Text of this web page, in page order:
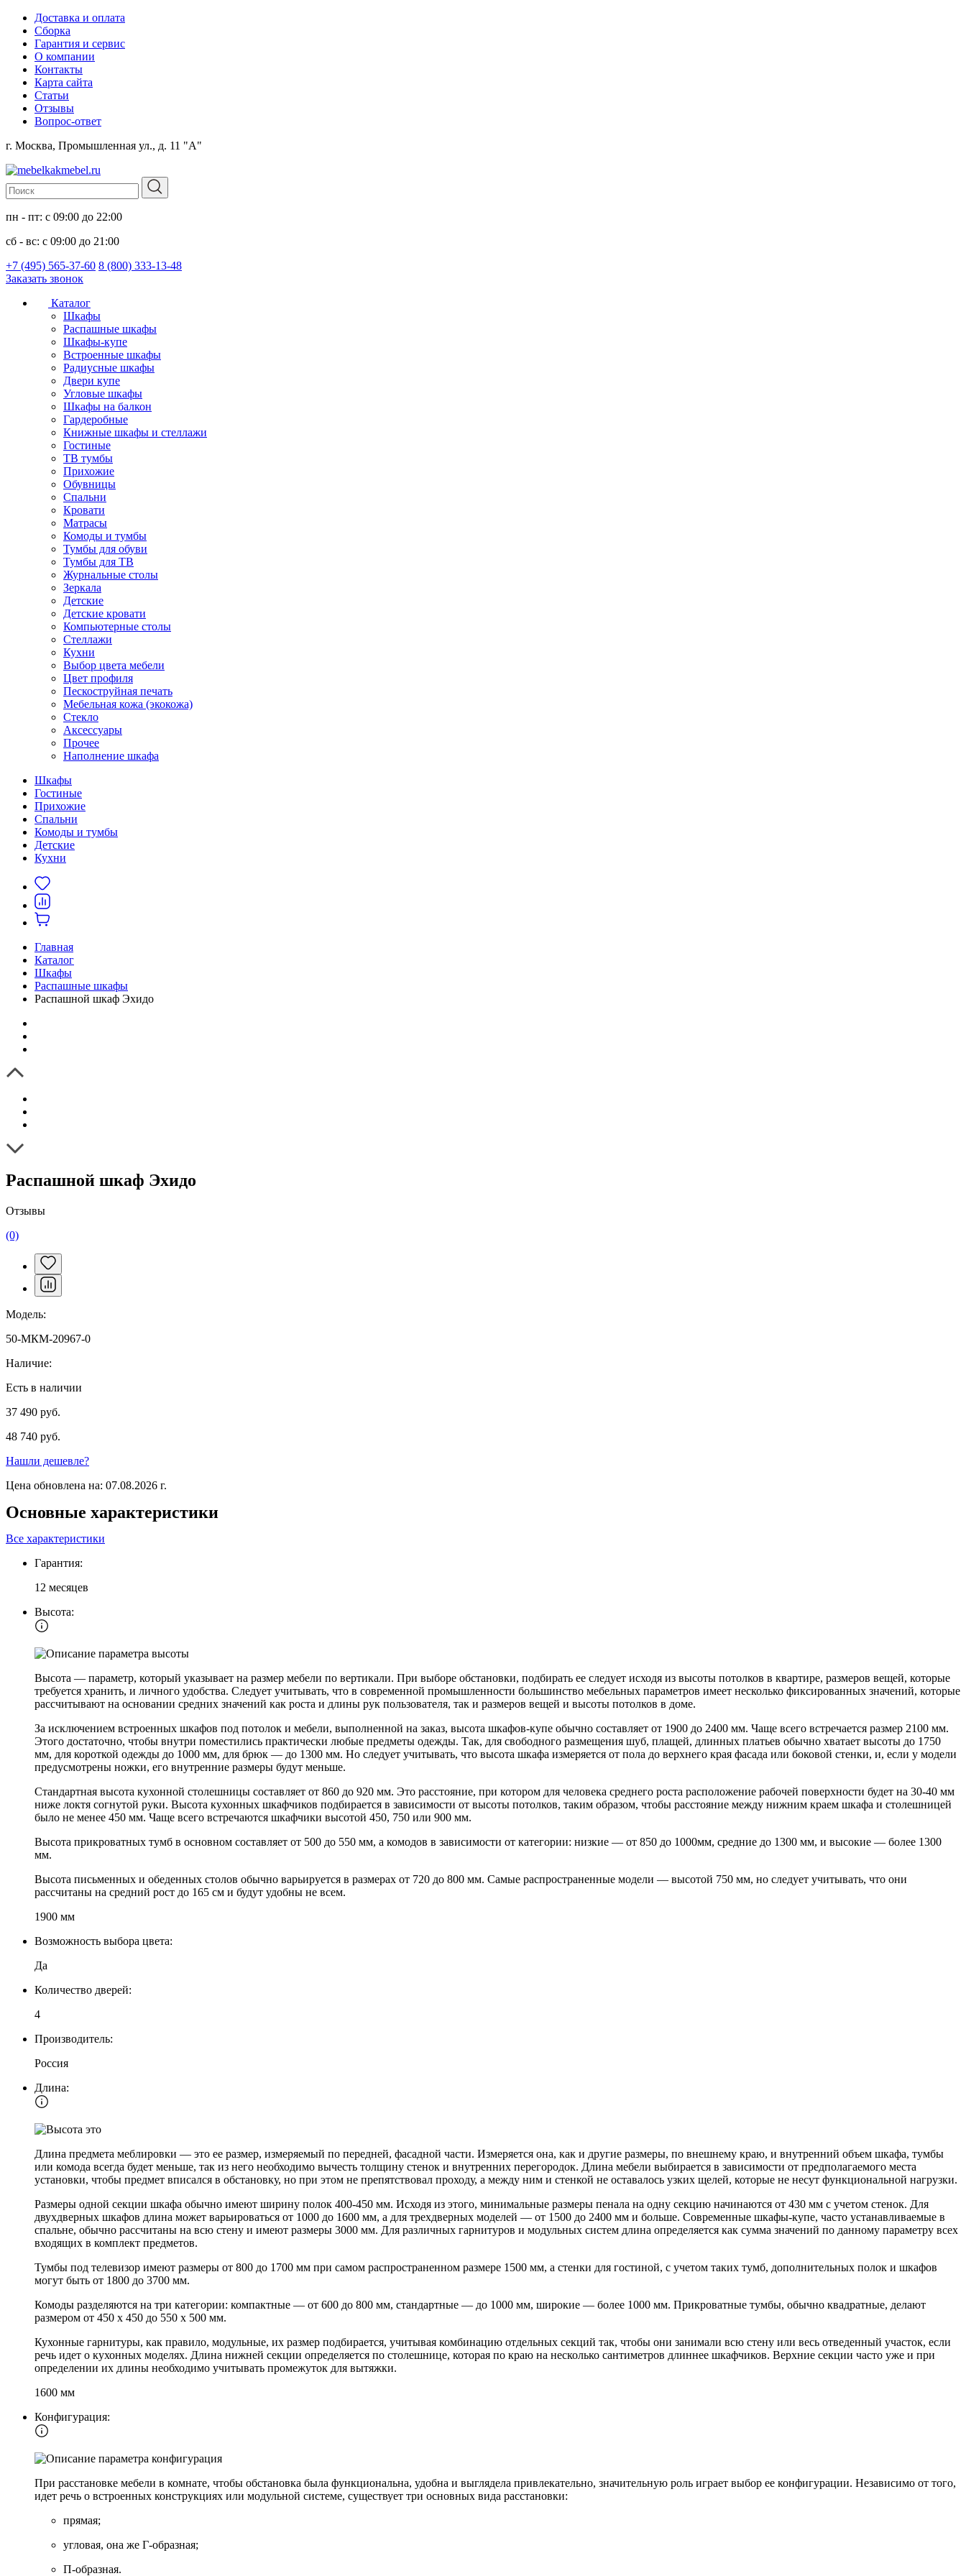
Доставка и оплата
Сборка
Гарантия и сервис
О компании
Контакты
Карта сайта
Статьи
Отзывы
Вопрос-ответ
г. Москва, Промышленная ул., д. 11 "А"
пн - пт: с 09:00 до 22:00
сб - вс: с 09:00 до 21:00
+7 (495) 565-37-60 8 (800) 333-13-48
Заказать звонок
Каталог
Шкафы
Распашные шкафы
Шкафы-купе
Встроенные шкафы
Радиусные шкафы
Двери купе
Угловые шкафы
Шкафы на балкон
Гардеробные
Книжные шкафы и стеллажи
Гостиные
ТВ тумбы
Прихожие
Обувницы
Спальни
Кровати
Матрасы
Комоды и тумбы
Тумбы для обуви
Тумбы для ТВ
Журнальные столы
Зеркала
Детские
Детские кровати
Компьютерные столы
Стеллажи
Кухни
Выбор цвета мебели
Цвет профиля
Пескоструйная печать
Мебельная кожа (экокожа)
Стекло
Аксессуары
Прочее
Наполнение шкафа
Шкафы
Гостиные
Прихожие
Спальни
Комоды и тумбы
Детские
Кухни
Главная
Каталог
Шкафы
Распашные шкафы
Распашной шкаф Эхидо
Распашной шкаф Эхидо
Отзывы
(0)
Модель:
50-МКМ-20967-0
Наличие:
Есть в наличии
37 490 руб.
48 740 руб.
Нашли дешевле?
Цена обновлена на: 07.08.2026 г.
Основные характеристики
Все характеристики
Гарантия:
12 месяцев
Высота:
Высота — параметр, который указывает на размер мебели по вертикали. При выборе обстановки, подбирать ее следует исходя из высоты потолков в квартире, размеров вещей, которые
требуется хранить, и личного удобства. Следует учитывать, что в современной промышленности большинство мебельных параметров имеет несколько фиксированных значений, которые
рассчитывают на основании средних значений как роста и длины рук пользователя, так и размеров вещей и высоты потолков в доме.
За исключением встроенных шкафов под потолок и мебели, выполненной на заказ, высота шкафов-купе обычно составляет от 1900 до 2400 мм. Чаще всего встречается размер 2100 мм.
Этого достаточно, чтобы внутри поместились практически любые предметы одежды. Так, для свободного размещения шуб, плащей, длинных платьев обычно хватает высоты до 1750
мм, для короткой одежды до 1000 мм, для брюк — до 1300 мм. Но следует учитывать, что высота шкафа измеряется от пола до верхнего края фасада или боковой стенки, и, если у модели
предусмотрены ножки, его внутренние размеры будут меньше.
Стандартная высота кухонной столешницы составляет от 860 до 920 мм. Это расстояние, при котором для человека среднего роста расположение рабочей поверхности будет на 30-40 мм
ниже локтя согнутой руки. Высота кухонных шкафчиков подбирается в зависимости от высоты потолков, таким образом, чтобы расстояние между нижним краем шкафа и столешницей
было не менее 450 мм. Чаще всего встречаются шкафчики высотой 450, 750 или 900 мм.
Высота прикроватных тумб в основном составляет от 500 до 550 мм, а комодов в зависимости от категории: низкие — от 850 до 1000мм, средние до 1300 мм, и высокие — более 1300
мм.
Высота письменных и обеденных столов обычно варьируется в размерах от 720 до 800 мм. Самые распространенные модели — высотой 750 мм, но следует учитывать, что они
рассчитаны на средний рост до 165 см и будут удобны не всем.
1900 мм
Возможность выбора цвета:
Да
Количество дверей:
4
Производитель:
Россия
Длина:
Длина предмета меблировки — это ее размер, измеряемый по передней, фасадной части. Измеряется она, как и другие размеры, по внешнему краю, и внутренний объем шкафа, тумбы
или комода всегда будет меньше, так из него необходимо вычесть толщину стенок и внутренних перегородок. Длина мебели выбирается в зависимости от предполагаемого места
установки, чтобы предмет вписался в обстановку, но при этом не препятствовал проходу, а между ним и стенкой не оставалось узких щелей, которые не несут функциональной нагрузки.
Размеры одной секции шкафа обычно имеют ширину полок 400-450 мм. Исходя из этого, минимальные размеры пенала на одну секцию начинаются от 430 мм с учетом стенок. Для
двухдверных шкафов длина может варьироваться от 1000 до 1600 мм, а для трехдверных моделей — от 1500 до 2400 мм и больше. Современные шкафы-купе, часто устанавливаемые в
спальне, обычно рассчитаны на всю стену и имеют размеры 3000 мм. Для различных гарнитуров и модульных систем длина определяется как сумма значений по данному параметру всех
входящих в комплект предметов.
Тумбы под телевизор имеют размеры от 800 до 1700 мм при самом распространенном размере 1500 мм, а стенки для гостиной, с учетом таких тумб, дополнительных полок и шкафов
могут быть от 1800 до 3700 мм.
Комоды разделяются на три категории: компактные — от 600 до 800 мм, стандартные — до 1000 мм, широкие — более 1000 мм. Прикроватные тумбы, обычно квадратные, делают
размером от 450 х 450 до 550 х 500 мм.
Кухонные гарнитуры, как правило, модульные, их размер подбирается, учитывая комбинацию отдельных секций так, чтобы они занимали всю стену или весь отведенный участок, если
речь идет о кухонных моделях. Длина нижней секции определяется по столешнице, которая по краю на несколько сантиметров длиннее шкафчиков. Верхние секции часто уже и при
определении их длины необходимо учитывать промежуток для вытяжки.
1600 мм
Конфигурация:
При расстановке мебели в комнате, чтобы обстановка была функциональна, удобна и выглядела привлекательно, значительную роль играет выбор ее конфигурации. Независимо от того,
идет речь о встроенных конструкциях или модульной системе, существует три основных вида расстановки:
прямая;
угловая, она же Г-образная;
П-образная.